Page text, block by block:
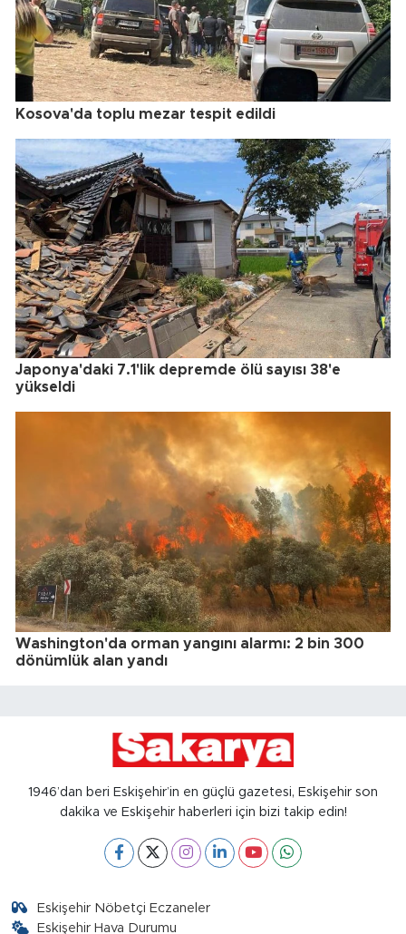
Kosova'da toplu mezar tespit edildi
Japonya'daki 7.1'lik depremde ölü sayısı 38'e
yükseldi
Washington'da orman yangını alarmı: 2 bin 300
dönümlük alan yandı
1946’dan beri Eskişehir’in en güçlü gazetesi, Eskişehir son
dakika ve Eskişehir haberleri için bizi takip edin!
Eskişehir Nöbetçi Eczaneler
Eskişehir Hava Durumu